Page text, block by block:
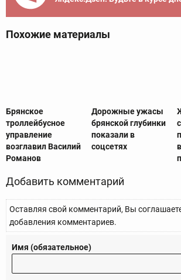
Похожие материалы
Брянское
троллейбусное
управление
возглавил Василий
Романов
Дорожные ужасы
брянской глубинки
показали в
соцсетях
Добавить комментарий
Оставляя свой комментарий, Вы
добавления комментариев.
Имя (обязательное)